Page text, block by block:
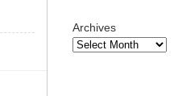
Archives